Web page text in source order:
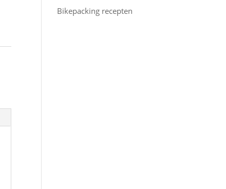
Bikepacking recepten